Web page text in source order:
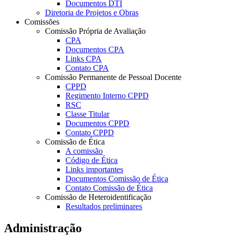
Documentos DTI
Diretoria de Projetos e Obras
Comissões
Comissão Própria de Avaliação
CPA
Documentos CPA
Links CPA
Contato CPA
Comissão Permanente de Pessoal Docente
CPPD
Regimento Interno CPPD
RSC
Classe Titular
Documentos CPPD
Contato CPPD
Comissão de Ética
A comissão
Código de Ética
Links importantes
Documentos Comissão de Ética
Contato Comissão de Ética
Comissão de Heteroidentificação
Resultados preliminares
Administração